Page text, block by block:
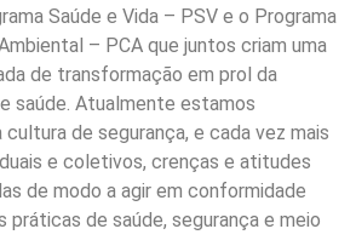
Saúde e Vida – PSV e o Programa
– PCA que juntos criam uma
de transformação em prol da
saúde. Atualmente estamos
cultura de segurança, e cada vez mais
e coletivos, crenças e atitudes
de modo a agir em conformidade
práticas de saúde, segurança e meio